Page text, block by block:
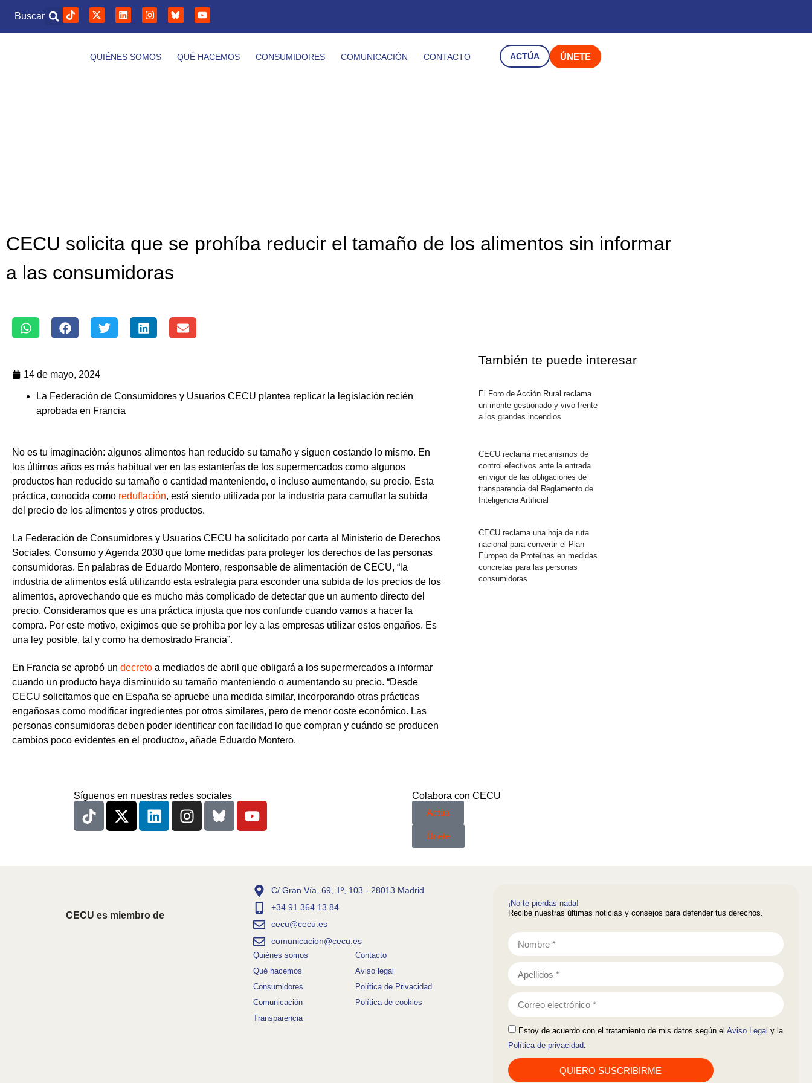
Buscar
QUIÉNES SOMOS QUÉ HACEMOS CONSUMIDORES COMUNICACIÓN CONTACTO ACTÚA ÚNETE
CECU solicita que se prohíba reducir el tamaño de los alimentos sin informar
a las consumidoras
14 de mayo, 2024
La Federación de Consumidores y Usuarios CECU plantea replicar la legislación recién
aprobada en Francia
No es tu imaginación: algunos alimentos han reducido su tamaño y siguen costando lo mismo. En
los últimos años es más habitual ver en las estanterías de los supermercados como algunos
productos han reducido su tamaño o cantidad manteniendo, o incluso aumentando, su precio. Esta
práctica, conocida como reduflación, está siendo utilizada por la industria para camuflar la subida
del precio de los alimentos y otros productos.
La Federación de Consumidores y Usuarios CECU ha solicitado por carta al Ministerio de Derechos
Sociales, Consumo y Agenda 2030 que tome medidas para proteger los derechos de las personas
consumidoras. En palabras de Eduardo Montero, responsable de alimentación de CECU, “la
industria de alimentos está utilizando esta estrategia para esconder una subida de los precios de los
alimentos, aprovechando que es mucho más complicado de detectar que un aumento directo del
precio. Consideramos que es una práctica injusta que nos confunde cuando vamos a hacer la
compra. Por este motivo, exigimos que se prohíba por ley a las empresas utilizar estos engaños. Es
una ley posible, tal y como ha demostrado Francia”.
En Francia se aprobó un decreto a mediados de abril que obligará a los supermercados a informar
cuando un producto haya disminuido su tamaño manteniendo o aumentando su precio. “Desde
CECU solicitamos que en España se apruebe una medida similar, incorporando otras prácticas
engañosas como modificar ingredientes por otros similares, pero de menor coste económico. Las
personas consumidoras deben poder identificar con facilidad lo que compran y cuándo se producen
cambios poco evidentes en el producto», añade Eduardo Montero.
También te puede interesar
El Foro de Acción Rural reclama
un monte gestionado y vivo frente
a los grandes incendios
CECU reclama mecanismos de
control efectivos ante la entrada
en vigor de las obligaciones de
transparencia del Reglamento de
Inteligencia Artificial
CECU reclama una hoja de ruta
nacional para convertir el Plan
Europeo de Proteínas en medidas
concretas para las personas
consumidoras
Síguenos en nuestras redes sociales
Colabora con CECU
Actúa
Únete
CECU es miembro de
C/ Gran Vía, 69, 1º, 103 - 28013 Madrid
+34 91 364 13 84
cecu@cecu.es
comunicacion@cecu.es
Quiénes somos
Qué hacemos
Consumidores
Comunicación
Transparencia
Contacto
Aviso legal
Política de Privacidad
Política de cookies
¡No te pierdas nada!
Recibe nuestras últimas noticias y consejos para defender tus derechos.
Estoy de acuerdo con el tratamiento de mis datos según elAviso Legal y la
Política de privacidad
QUIERO SUSCRIBIRME